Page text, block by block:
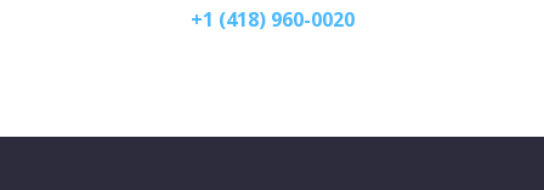
+1 (418) 960-0020